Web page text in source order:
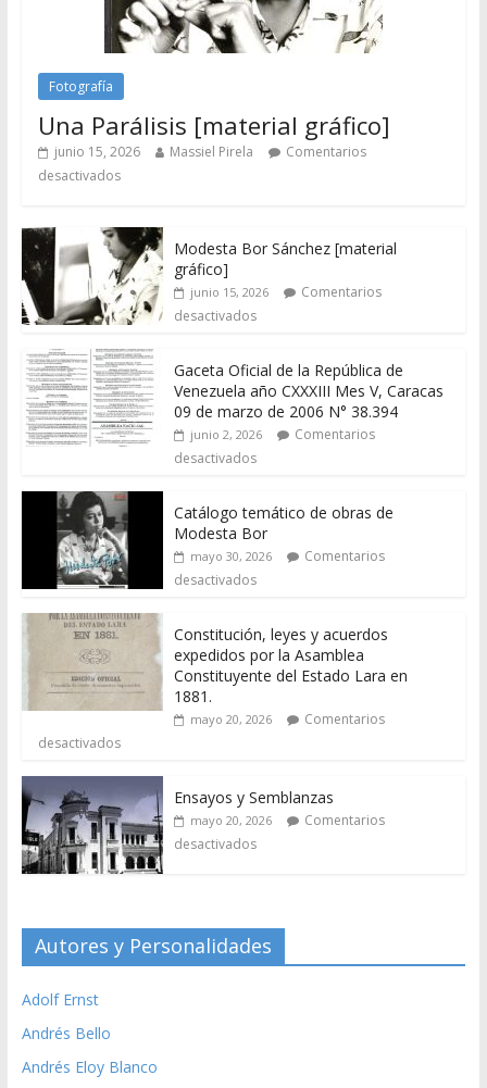
Fotografía
Una Parálisis [material gráfico]
junio 15, 2026 Massiel Pirela
Comentarios
desactivados
Modesta Bor Sánchez [material
gráfico]
junio 15, 2026
Comentarios
desactivados
Gaceta Oficial de la República de
Venezuela año CXXXIII Mes V, Caracas
09 de marzo de 2006 N° 38.394
junio 2, 2026
Comentarios
desactivados
Catálogo temático de obras de
Modesta Bor
mayo 30, 2026
Comentarios
desactivados
Constitución, leyes y acuerdos
expedidos por la Asamblea
Constituyente del Estado Lara en
1881.
mayo 20, 2026
Comentarios
desactivados
Ensayos y Semblanzas
mayo 20, 2026
Comentarios
desactivados
Autores y Personalidades
Adolf Ernst
Andrés Bello
Andrés Eloy Blanco